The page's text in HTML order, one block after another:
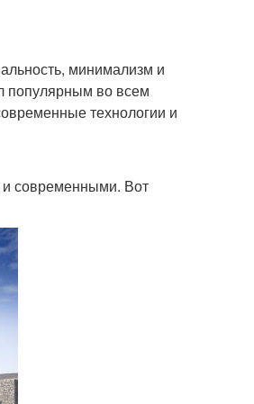
минимализм и
популярным во всем
технологии и
и современными. Вот